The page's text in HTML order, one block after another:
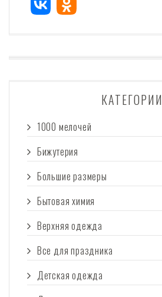
КАТЕГОРИИ
1000 мелочей
Бижутерия
Большие размеры
Бытовая химия
Верхняя одежда
Все для праздника
Детская одежда